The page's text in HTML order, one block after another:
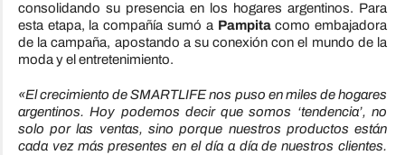
consolidando su presencia en los hogares argentinos. Para
esta etapa, la compañía sumó a Pampitacomo embajadora
de la campaña, apostando a su conexión con el mundo de la
moda y el entretenimiento.
«El crecimiento de SMARTLIFE nos puso en miles de hogares
argentinos. Hoy podemos decir que somos ‘tendencia’, no
solo por las ventas, sino porque nuestros productos están
cada vez más presentes en el día a día de nuestros clientes.